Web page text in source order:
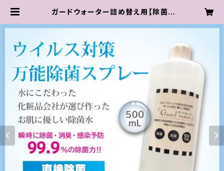
ガードウォーター詰め替え用【除菌・
ity